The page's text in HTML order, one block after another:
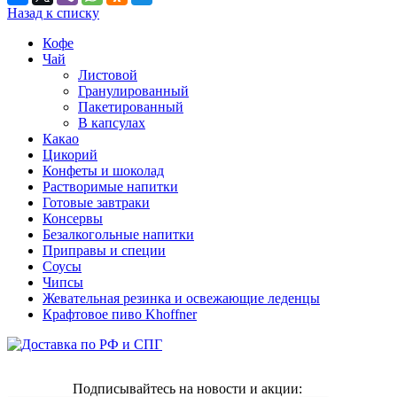
Назад к списку
Кофе
Чай
Листовой
Гранулированный
Пакетированный
В капсулах
Какао
Цикорий
Конфеты и шоколад
Растворимые напитки
Готовые завтраки
Консервы
Безалкогольные напитки
Приправы и специи
Соусы
Чипсы
Жевательная резинка и освежающие леденцы
Крафтовое пиво Khoffner
Подписывайтесь на новости и акции: